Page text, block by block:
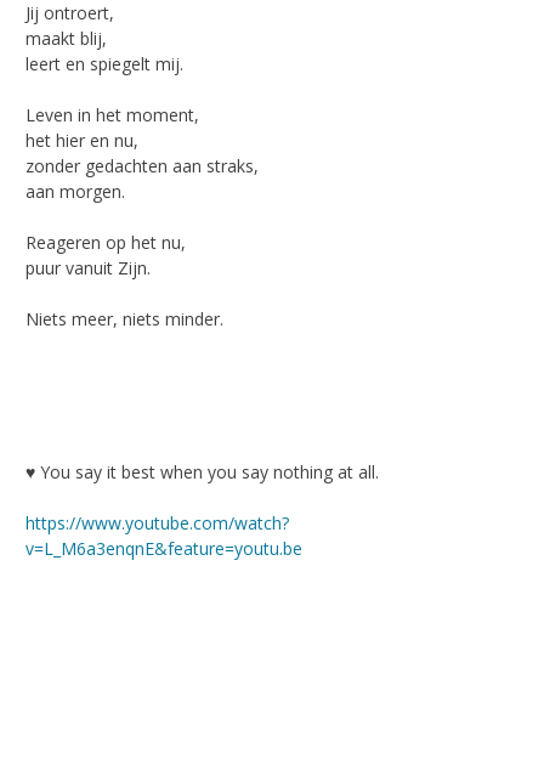
Jij ontroert,
maakt blij,
leert en spiegelt mij.
Leven in het moment,
het hier en nu,
zonder gedachten aan straks,
aan morgen.
Reageren op het nu,
puur vanuit Zijn.
Niets meer, niets minder.
♥ You say it best when you say nothing at all.
https://www.youtube.com/watch?
v=L_M6a3enqnE&feature=youtu.be